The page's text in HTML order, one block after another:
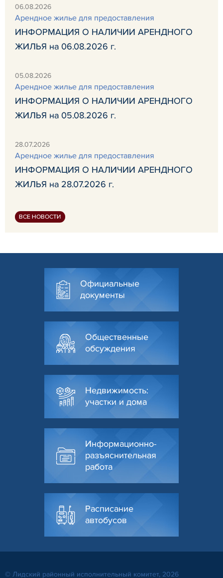
06.08.2026
Арендное жилье для предоставления
ИНФОРМАЦИЯ О НАЛИЧИИ АРЕНДНОГО
ЖИЛЬЯ на 06.08.2026 г.
05.08.2026
Арендное жилье для предоставления
ИНФОРМАЦИЯ О НАЛИЧИИ АРЕНДНОГО
ЖИЛЬЯ на 05.08.2026 г.
28.07.2026
Арендное жилье для предоставления
ИНФОРМАЦИЯ О НАЛИЧИИ АРЕНДНОГО
ЖИЛЬЯ на 28.07.2026 г.
ВСЕ НОВОСТИ
Официальные
документы
Общественные
обсуждения
Недвижимость:
участки и дома
Информационно-
разъяснительная
работа
Расписание
автобусов
© Лидский районный исполнительный комитет, 2026